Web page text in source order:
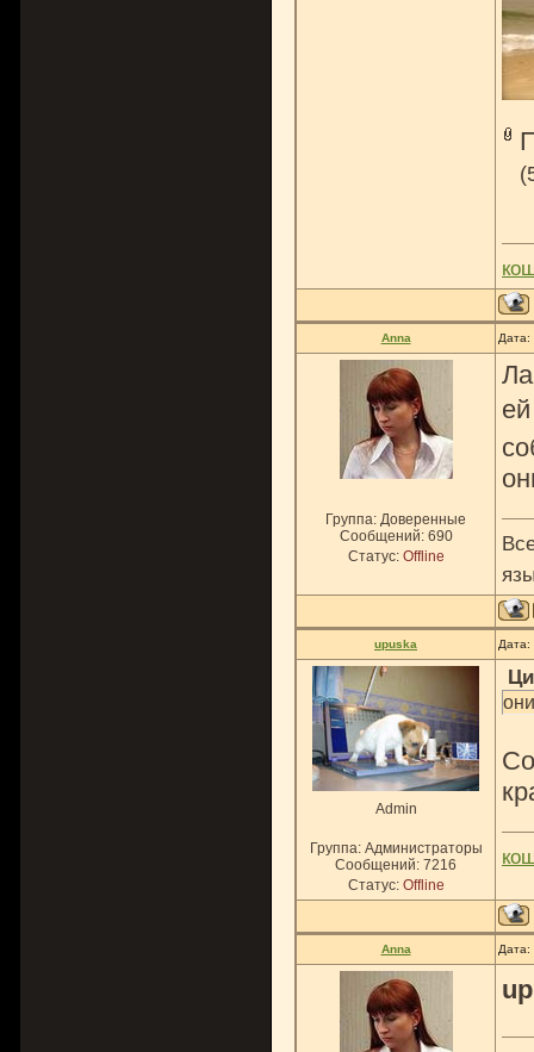
Anna
Группа: Доверенные
Сообщений: 690
Статус: Offline
upuska
Admin
Группа: Администраторы
Сообщений: 7216
Статус: Offline
Anna